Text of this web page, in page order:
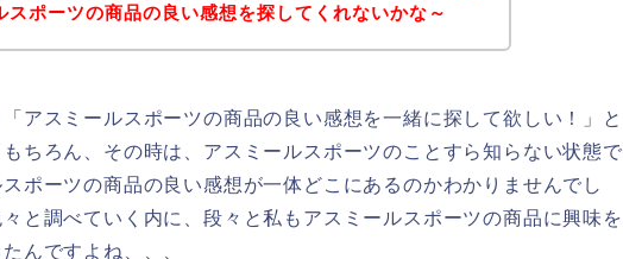
スポーツの商品の良い感想を探してくれないかな～
アスミールスポーツの商品の良い感想を一緒に探して欲しい！」と
ちろん、その時は、アスミールスポーツのことすら知らない状態で
ポーツの商品の良い感想が一体どこにあるのかわかりませんでし
と調べていく内に、段々と私もアスミールスポーツの商品に興味を
んですよね、、、